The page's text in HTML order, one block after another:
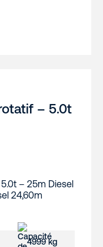
– 5.0t
4999 kg